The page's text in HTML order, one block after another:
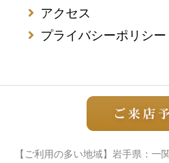
アクセス
プライバシーポリシー
【ご利用の多い地域】岩手県：一